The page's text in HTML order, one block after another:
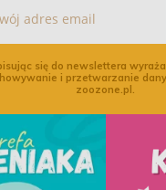
się do newslettera
i przetwarzanie
zoozone.pl.